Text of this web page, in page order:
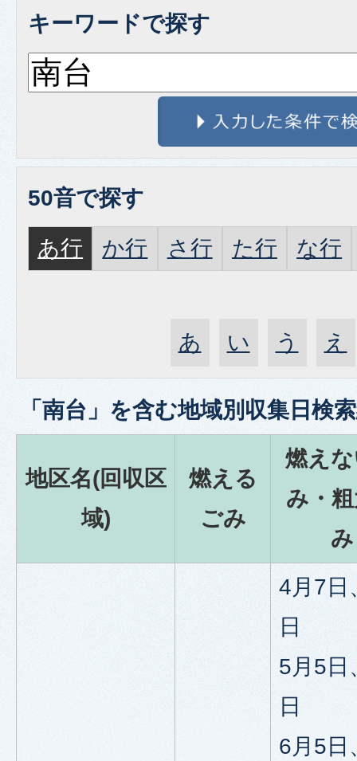
キーワードで探す
50音で探す
あ行 か行 さ行 た行 な行
あ い う え
「 南台 」を含む地域別収集日検索
地区名(回収区
域)
燃える
ごみ
燃え
み・
み
4月7日
日
5月5日
日
6月5日